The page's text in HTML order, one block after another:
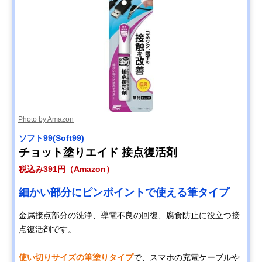
Photo by Amazon
ソフト99(Soft99)
チョット塗りエイド 接点復活剤
税込み391円（Amazon）
細かい部分にピンポイントで使える筆タイプ
金属接点部分の洗浄、導電不良の回復、腐食防止に役立つ接
点復活剤です。
使い切りサイズの筆塗りタイプで、スマホの充電ケーブルや